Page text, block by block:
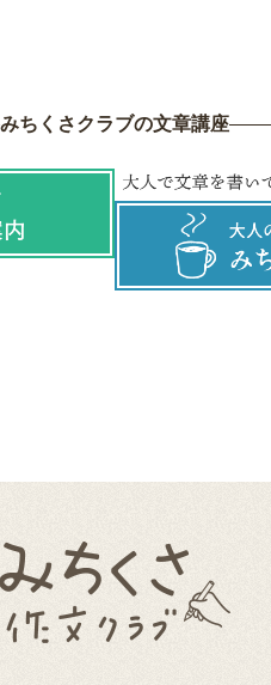
みちくさクラブの文章講座